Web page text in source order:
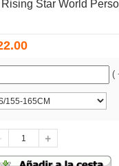
Star World
(